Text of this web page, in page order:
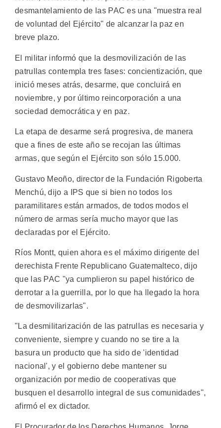
desmantelamiento de las PAC es una "muestra real
de voluntad del Ejército" de alcanzar la paz en
breve plazo.
El militar informó que la desmovilización de las
patrullas contempla tres fases: concientización, que
inició meses atrás, desarme, que concluirá en
noviembre, y por último reincorporación a una
sociedad democrática y en paz.
La etapa de desarme será progresiva, de manera
que a fines de este año se recojan las últimas
armas, que según el Ejército son sólo 15.000.
Gustavo Meoño, director de la Fundación Rigoberta
Menchú, dijo a IPS que si bien no todos los
paramilitares están armados, de todos modos el
número de armas sería mucho mayor que las
declaradas por el Ejército.
Ríos Montt, quien ahora es el máximo dirigente del
derechista Frente Republicano Guatemalteco, dijo
que las PAC "ya cumplieron su papel histórico de
derrotar a la guerrilla, por lo que ha llegado la hora
de desmovilizarlas".
"La desmilitarización de las patrullas es necesaria y
conveniente, siempre y cuando no se tire a la
basura un producto que ha sido de 'identidad
nacional', y el gobierno debe mantener su
organización por medio de cooperativas que
busquen el desarrollo integral de sus comunidades",
afirmó el ex dictador.